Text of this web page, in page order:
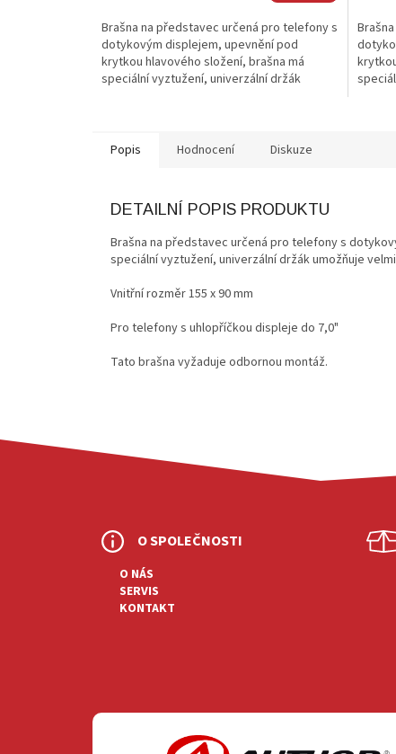
Brašna na představec určená pro telefony s
dotykovým displejem, upevnění pod
krytkou hlavového složení, brašna má
speciální vyztužení, univerzální držák
Popis Hodnocení Diskuze
DETAILNÍ POPIS PRODUKTU
Brašna na představec určená pro telefony s
speciální vyztužení, univerzální držák umožňuje
Vnitřní rozměr 155 x 90 mm
Pro telefony s uhlopříčkou displeje do 7,0"
Tato brašna vyžaduje odbornou montáž.
O SPOLEČNOSTI
O NÁS
SERVIS
KONTAKT